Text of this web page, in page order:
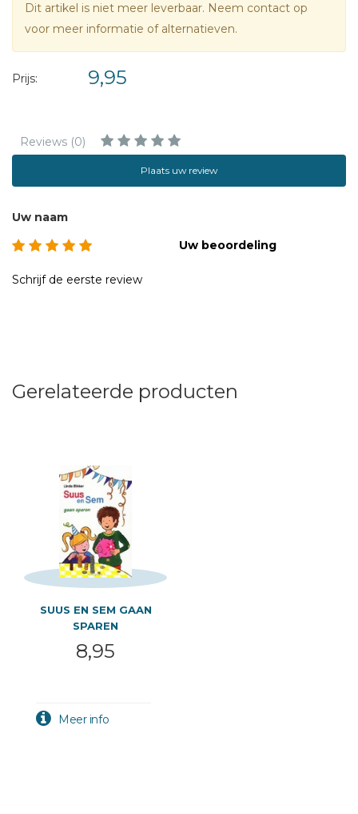
Dit artikel is niet meer leverbaar. Neem contact op
voor meer informatie of alternatieven.
Prijs: 9,95
Reviews (0)
Plaats uw review
Uw naam
Uw beoordeling
Schrijf de eerste review
Gerelateerde producten
SUUS EN SEM GAAN
SPAREN
8,95